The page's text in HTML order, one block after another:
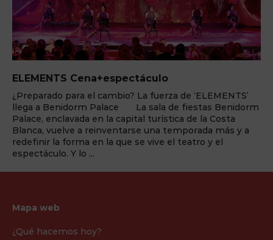
ELEMENTS Cena+espectáculo
¿Preparado para el cambio? La fuerza de ‘ELEMENTS’
llega a Benidorm Palace La sala de fiestas Benidorm
Palace, enclavada en la capital turística de la Costa
Blanca, vuelve a reinventarse una temporada más y a
redefinir la forma en la que se vive el teatro y el
espectáculo. Y lo ...
Mapa web
¿Qué hacemos hoy?